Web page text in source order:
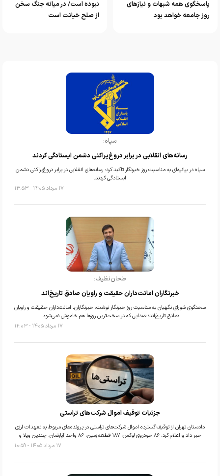
پاسخگوی همه شبهات و نیازهای
روز جامعه خواهد بود
نبوده است/ در میانه جنگ سخن
از صلح خیانت است
سپاه:
رسانه‌های انقلابی در برابر دروغ‌پراکنی دشمن ایستادگی کردند
سپاه در بیانیه‌ای به مناسبت روز خبرنگار تاکید کرد: رسانه‌های انقلابی در برابر دروغ‌پراکنی دشمن
ایستادگی کردند.
۱۷ مرداد ۱۴۰۵ - ۱۳:۵۳
طحان‌نظیف:
خبرنگاران امانت‌داران حقیقت و راویان صادق تاریخ‌اند
سخنگوی شورای نگهبان به مناسبت روز خبرنگار نوشت: خبرنگاران، امانت‌داران حقیقت و راویان
صادق تاریخ‌اند؛ صدایی که در سخت‌ترین روزها هم خاموش نمی‌شود.
۱۷ مرداد ۱۴۰۵ - ۱۲:۰۳
جزئیات توقیف اموال شرکت‌های تراستی
دادستان تهران از توقیف گسترده اموال شرکت‌های تراستی در پرونده‌های مربوط به تعهدات ارزی
خبر داد و اعلام کرد: ۸۶ خودروی لوکس، ۱۸۷ قطعه زمین، ۸۶ واحد آپارتمان، چندین ویلا و
۱۷ مرداد ۱۴۰۵ - ۱۰:۵۹